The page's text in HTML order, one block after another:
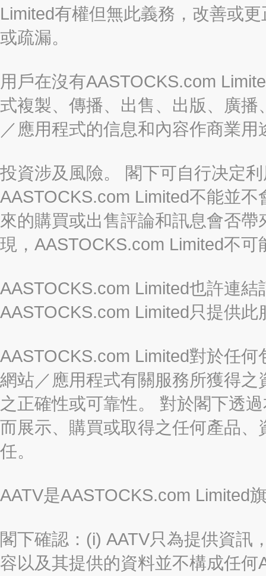
Limited有權但無此義務，改善或
或疏漏。
用戶在沒有AASTOCKS.com
式複製、傳播、出售、出版、廣
／應用程式的信息和內容作商業用
投資涉及風險。 閣下可自行决定
AASTOCKS.com Limited不能並
來的購買或出售評論和訊息會否
現，AASTOCKS.com Limited不
AASTOCKS.com Limited也許連
AASTOCKS.com Limited只提供
AASTOCKS.com Limited對於任
網站／應用程式有關服務所獲得
之正確性或可靠性。 對於閣下透
而展示、購買或取得之任何產品
任。
AATV是AASTOCKS.com Limited
閣下確認：(i) AATV只為提供資訊
容以及其提供的資料並不構成任